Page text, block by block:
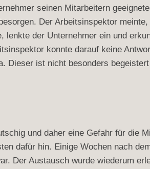
seinen Mitarbeitern
Der Arbeitsinspektor
der Unternehmer ein und
konnte darauf keine
Dieser ist nicht besonders
und daher eine Gefahr für die
dafür hin. Einige Wochen nach
Der Austausch wurde wiederum